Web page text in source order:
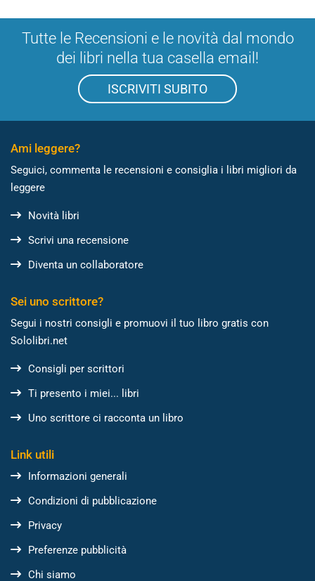
Tutte le Recensioni e le novità dal mondo
dei libri nella tua casella email!
ISCRIVITI SUBITO
Ami leggere?
Seguici, commenta le recensioni e consiglia i libri migliori da
leggere
Novità libri
Scrivi una recensione
Diventa un collaboratore
Sei uno scrittore?
Segui i nostri consigli e promuovi il tuo libro gratis con
Sololibri.net
Consigli per scrittori
Ti presento i miei... libri
Uno scrittore ci racconta un libro
Link utili
Informazioni generali
Condizioni di pubblicazione
Privacy
Preferenze pubblicità
Chi siamo